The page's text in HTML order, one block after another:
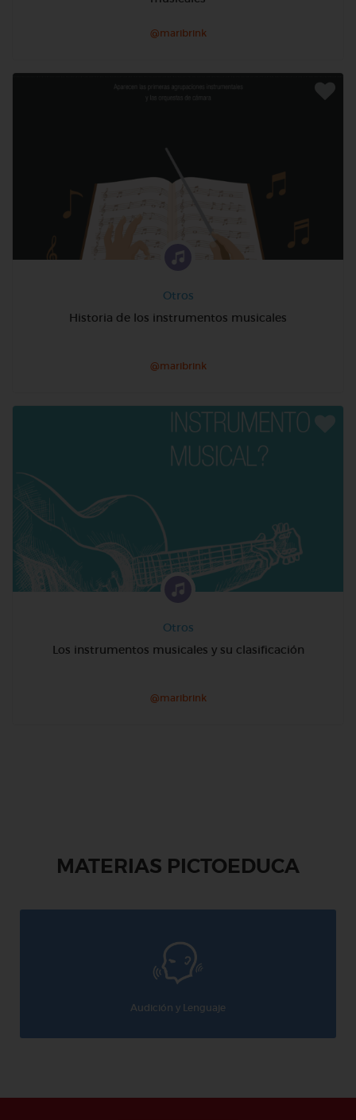
@maribrink
Otros
Historia de los instrumentos musicales
@maribrink
Otros
Los instrumentos musicales y su clasificación
@maribrink
MATERIAS PICTOEDUCA
Audición y Lenguaje